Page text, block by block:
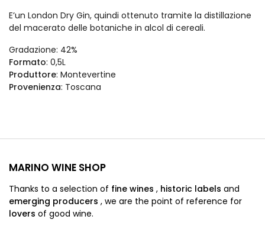
E’un London Dry Gin, quindi ottenuto tramite la distillazione
del macerato delle botaniche in alcol di cereali.
Gradazione: 42%
Formato: 0,5L
Produttore: Montevertine
Provenienza: Toscana
MARINO WINE SHOP
Thanks to a selection of fine wines , historic labels and
emerging producers , we are the point of reference for
lovers of good wine.